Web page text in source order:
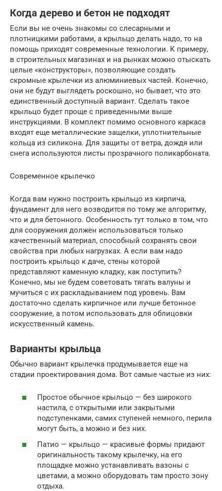
Когда дерево и бетон не подходят
Если вы не очень знакомы со слесарными и
плотницкими работами, а крыльцо делать надо, то на
помощь приходят современные технологии. К примеру,
в строительных магазинах и на рынках можно отыскать
целые «конструкторы», позволяющие создать
скромные крылечки из алюминиевых частей. Конечно,
они не будут выглядеть роскошно, но бывает, что это
единственный доступный вариант. Сделать такое
крыльцо будет проще с приведенными выше
инструкциями. В комплект помимо основного каркаса
входят еще металлические защелки, уплотнительные
кольца из силикона. Для защиты от ветра, дождя или
снега используются листы прозрачного поликарбоната.
Современное крылечко
Когда вам нужно построить крыльцо из кирпича,
фундамент для него возводится по тому же алгоритму,
что и для бетонного. Особенность тут только в том, что
для сооружения должен использоваться только
качественный материал, способный сохранять свои
свойства при любых нагрузках. А если вам надо
построить крыльцо к даче, стены которой
представляют каменную кладку, как поступить?
Конечно, мы не будем советовать тягать валуны и
мучиться с их раскладыванием под уровень. Вам
достаточно сделать кирпичное или лучше бетонное
сооружение, а потом использовать для облицовки
искусственный камень.
Варианты крыльца
Обычно вариант крылечка продумывается еще на
стадии проектирования дома. Вот самые частые из них:
Простое обычное крыльцо — без широкого
настила, с открытыми или закрытыми
подступенками, самих ступеней немного, перила
могут быть, а можно и без них.
Патио — крыльцо — красивые формы придают
оригинальность такому крылечку, на его
площадке можно устанавливать вазоны с
цветами, а можно оборудовать там просто зону
отдыха.